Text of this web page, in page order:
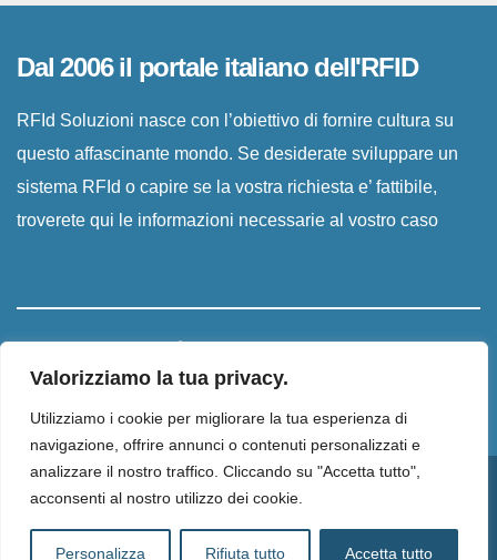
Valorizziamo la tua privacy.
Utilizziamo i cookie per migliorare la tua esperienza di
navigazione, offrire annunci o contenuti personalizzati e
analizzare il nostro traffico. Cliccando su "Accetta tutto",
acconsenti al nostro utilizzo dei cookie.
Personalizza Rifiuta tutto Accetta tutto
Dal 2006 il portale italiano dell'RFID
RFId Soluzioni nasce con l’obiettivo di fornire cultura su
questo affascinante mondo. Se desiderate sviluppare un
sistema RFId o capire se la vostra richiesta e’ fattibile,
troverete qui le informazioni necessarie al vostro caso
Proudly powered by WordPress |Tema:
HomePrivacy Policy Cookie Policy Informativa Newsletter